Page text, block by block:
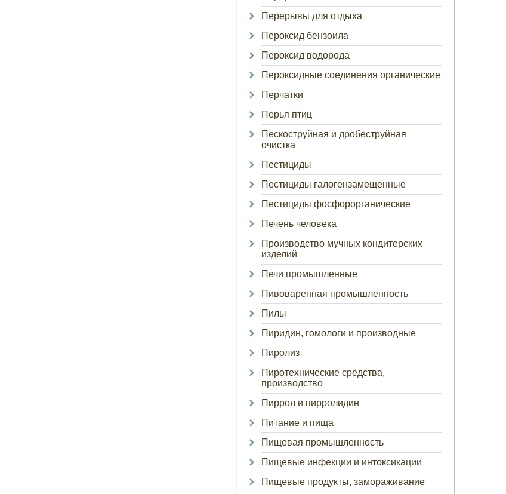
Перерывы для отдыха
Пероксид бензоила
Пероксид водорода
Пероксидные соединения органические
Перчатки
Перья птиц
Пескоструйная и дробеструйная
очистка
Пестициды
Пестициды галогензамещенные
Пестициды фосфорорганические
Печень человека
Производство мучных кондитерских
изделий
Печи промышленные
Пивоваренная промышленность
Пилы
Пиридин, гомологи и производные
Пиролиз
Пиротехнические средства,
производство
Пиррол и пирролидин
Питание и пища
Пищевая промышленность
Пищевые инфекции и интоксикации
Пищевые продукты, замораживание